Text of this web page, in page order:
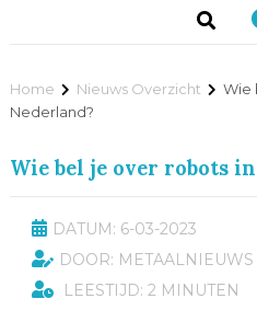
Home Nieuws Overzicht
Wie
Nederland?
Wie bel je over robots
DATUM: 6-03-2023
DOOR: METAALNIEUWS
LEESTIJD: 2 MINUTEN